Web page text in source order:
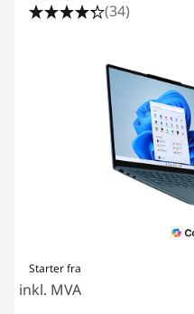
(34)
Starter fra
inkl. MVA